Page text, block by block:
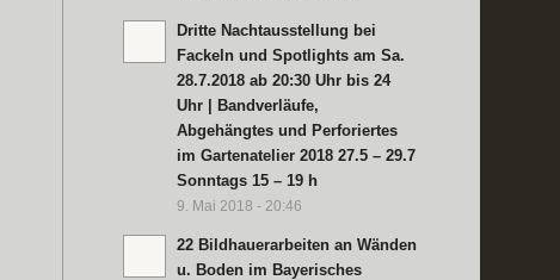
Dritte Nachtausstellung bei
Fackeln und Spotlights am Sa.
28.7.2018 ab 20:30 Uhr bis 24
Uhr | Bandverläufe,
Abgehängtes und Perforiertes
im Gartenatelier 2018 27.5 – 29.7
Sonntags 15 – 19 h
9. Mai 2018 - 20:46
22 Bildhauerarbeiten an Wänden
u. Boden im Bayerisches